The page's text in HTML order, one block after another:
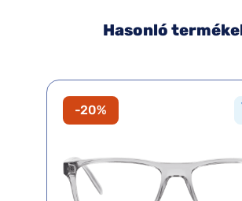
Hasonló
-20%